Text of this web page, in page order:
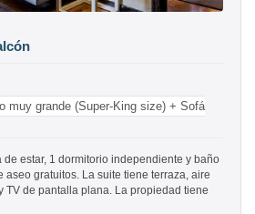
muy grande (Super-King size) + Sofá
de estar, 1 dormitorio independiente y baño
aseo gratuitos. La suite tiene terraza, aire
TV de pantalla plana. La propiedad tiene